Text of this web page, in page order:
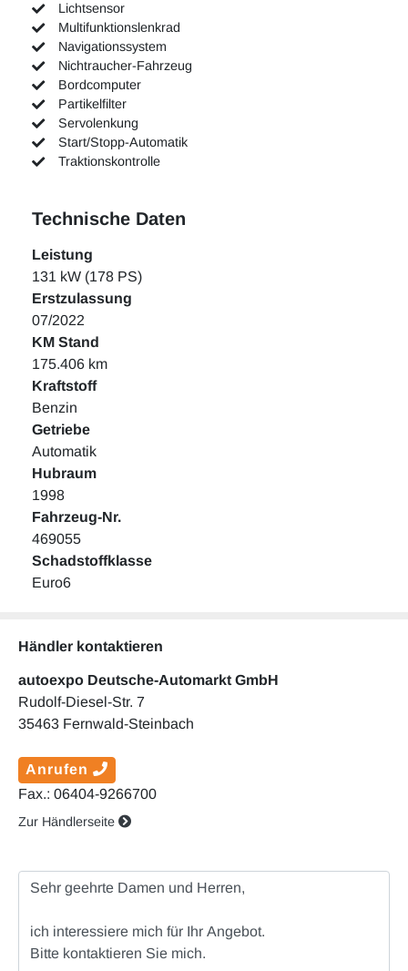
Lichtsensor
Multifunktionslenkrad
Navigationssystem
Nichtraucher-Fahrzeug
Bordcomputer
Partikelfilter
Servolenkung
Start/Stopp-Automatik
Traktionskontrolle
Technische Daten
Leistung
131 kW (178 PS)
Erstzulassung
07/2022
KM Stand
175.406 km
Kraftstoff
Benzin
Getriebe
Automatik
Hubraum
1998
Fahrzeug-Nr.
469055
Schadstoffklasse
Euro6
Händler kontaktieren
autoexpo Deutsche-Automarkt GmbH
Rudolf-Diesel-Str. 7
35463 Fernwald-Steinbach
Anrufen
Fax.: 06404-9266700
Zur Händlerseite